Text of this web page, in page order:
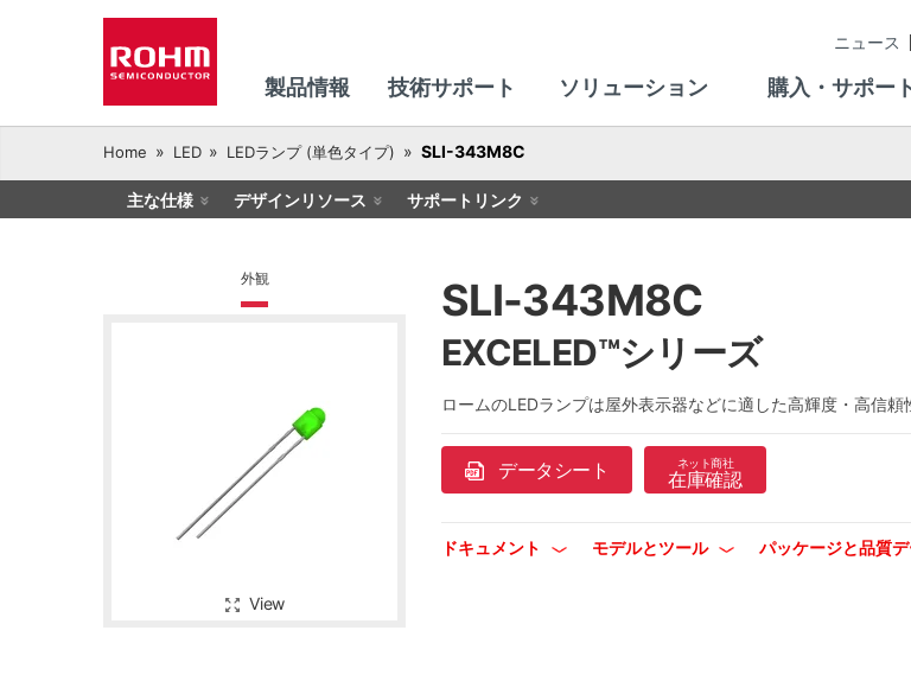
ニュース
製品情報 技術サポート ソリューション 購入・サポー
Home LED LEDランプ (単色タイプ) SLI-343M8C
主な仕様 デザインリソース サポートリンク
外観
View
SLI-343M8C
EXCELED™シリーズ
ロームのLEDランプは屋外表示器などに適した高輝度・高信
データシート ネット商社
在庫確認
ドキュメント モデルとツール パッケージと品質デ